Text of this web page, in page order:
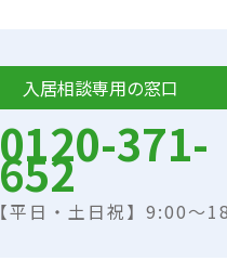
入居相談専用の窓口
0120-371-
652
【平日・土日祝】9:00～